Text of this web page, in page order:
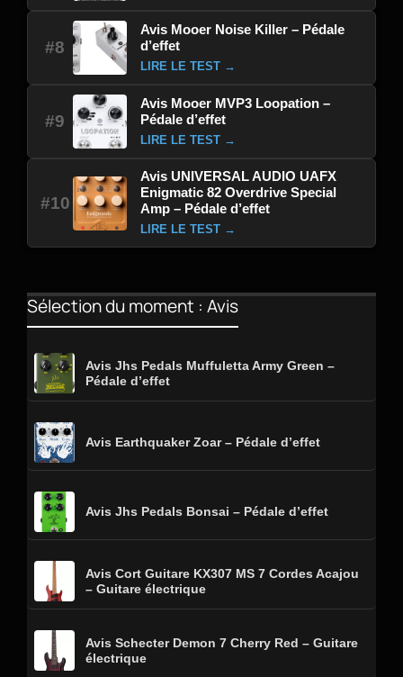
#8
Avis Mooer Noise Killer – Pédale
d’effet
LIRE LE TEST →
#9
Avis Mooer MVP3 Loopation –
Pédale d’effet
LIRE LE TEST →
#10
Avis UNIVERSAL AUDIO UAFX
Enigmatic 82 Overdrive Special
Amp – Pédale d’effet
LIRE LE TEST →
Sélection du moment : Avis
Avis Jhs Pedals Muffuletta Army Green –
Pédale d’effet
Avis Earthquaker Zoar – Pédale d’effet
Avis Jhs Pedals Bonsai – Pédale d’effet
Avis Cort Guitare KX307 MS 7 Cordes Acajou
– Guitare électrique
Avis Schecter Demon 7 Cherry Red – Guitare
électrique